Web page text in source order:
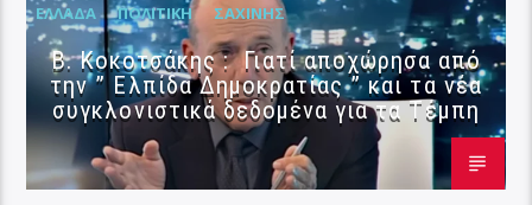
ΕΛΛΆΔΑ ΠΟΛΙΤΙΚΉ ΣΑΧΊΝΗΣ
Β. Κοκοτσάκης : Γιατί αποχώρησα από
την ” Ελπίδα Δημοκρατίας ” και τα νέα
συγκλονιστικά δεδομένα για τα Τέμπη